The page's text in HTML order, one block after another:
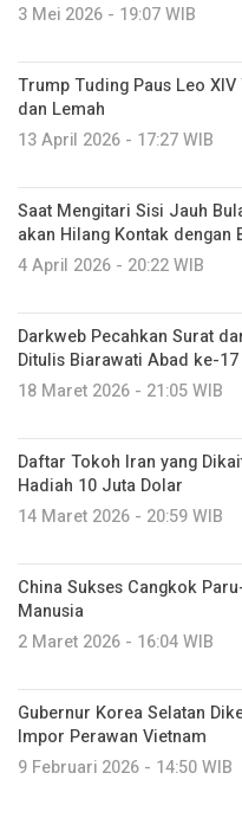
3 Mei 2026 - 19:07 WIB
Trump Tuding Paus Leo
dan Lemah
13 April 2026 - 17:27 WIB
Saat Mengitari Sisi Jauh
akan Hilang Kontak dengan
4 April 2026 - 20:22 WIB
Darkweb Pecahkan Surat
Ditulis Biarawati Abad ke-17
18 Maret 2026 - 21:05 WIB
Daftar Tokoh Iran yang
Hadiah 10 Juta Dolar
14 Maret 2026 - 20:59 WIB
China Sukses Cangkok
Manusia
2 Maret 2026 - 16:04 WIB
Gubernur Korea Selatan
Impor Perawan Vietnam
9 Februari 2026 - 14:50 WIB